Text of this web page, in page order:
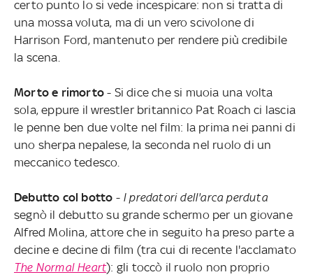
certo punto lo si vede incespicare: non si tratta di
una mossa voluta, ma di un vero scivolone di
Harrison Ford, mantenuto per rendere più credibile
la scena.
Morto e rimorto- Si dice che si muoia una volta
sola, eppure il wrestler britannico Pat Roach ci lascia
le penne ben due volte nel film: la prima nei panni di
uno sherpa nepalese, la seconda nel ruolo di un
meccanico tedesco.
Debutto col botto - I predatori dell'arca perduta
segnò il debutto su grande schermo per un giovane
Alfred Molina, attore che in seguito ha preso parte a
decine e decine di film (tra cui di recente l'acclamato
The Normal Heart): gli toccò il ruolo non proprio